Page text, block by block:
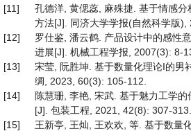
[11]
孔德洋, 黄偲蕊, 麻殊捷. 基于情感
方法[J]. 同济大学学报(自然科学版
[12]
罗仕鉴, 潘云鹤. 产品设计中的感性
进展[J]. 机械工程学报, 2007(3): 8-
[13]
宋莹, 阮胜坤. 基于数量化理论I的男
绸, 2023, 60(3): 105-112.
[14]
陈慧珊, 李艳, 宋武. 基于魅力工学
[J]. 包装工程, 2021, 42(8): 307-313.
[15]
王新亭, 王灿, 王欢欢, 等. 基于数量